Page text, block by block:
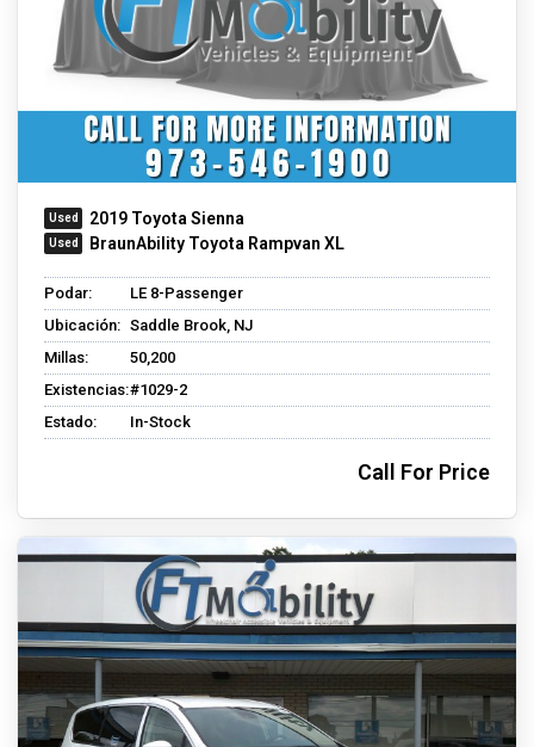
2019 Toyota Sienna
BraunAbility Toyota Rampvan XL
Podar:
LE 8-Passenger
Ubicación: Saddle Brook, NJ
Millas:
50,200
Existencias:#1029-2
Estado:
In-Stock
Call For Price